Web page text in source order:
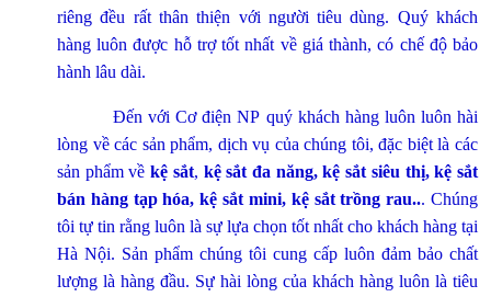
riêng đều rất thân thiện với người tiêu dùng. Quý khách
hàng luôn được hỗ trợ tốt nhất về giá thành, có chế độ bảo
hành lâu dài.
Đến với Cơ điện NP quý khách hàng luôn luôn hài
lòng về các sản phẩm, dịch vụ của chúng tôi, đặc biệt là các
sản phẩm vềkệ sắt, kệ sắt đa năng, kệ sắt siêu thị, kệ sắt
bán hàng tạp hóa, kệ sắt mini, kệ sắt trồng rau... Chúng
tôi tự tin rằng luôn là sự lựa chọn tốt nhất cho khách hàng tại
Hà Nội. Sản phẩm chúng tôi cung cấp luôn đảm bảo chất
lượng là hàng đầu. Sự hài lòng của khách hàng luôn là tiêu